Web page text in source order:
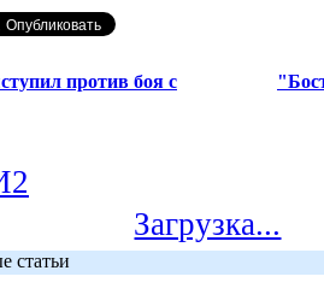
против боя с
Загрузка...
статьи